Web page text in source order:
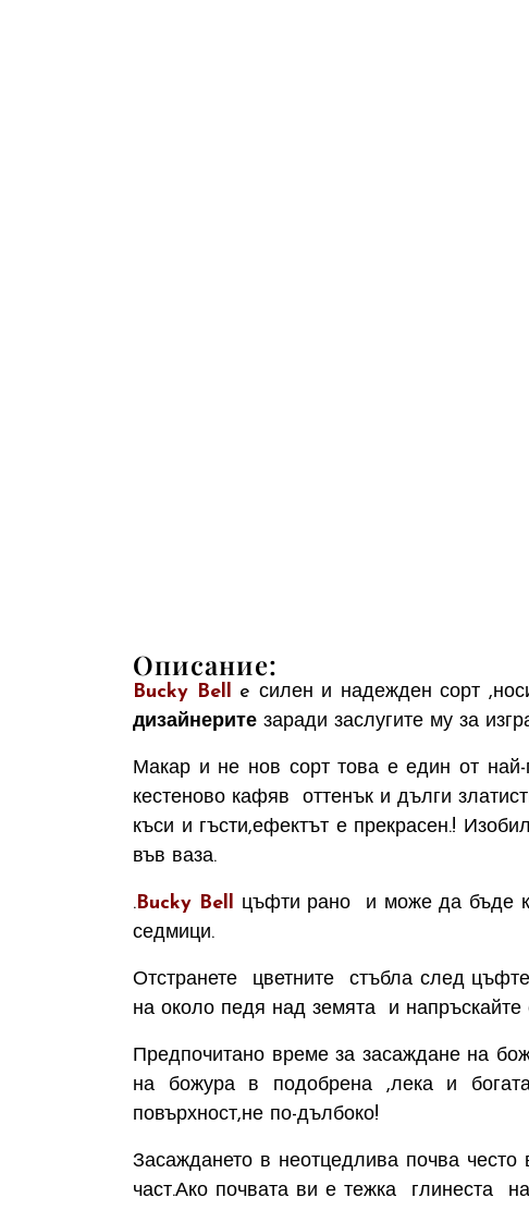
Описание:
Bucky Bell e силен и надежден сорт
дизайнерите заради заслугите му за
Макар и не нов сорт това е един от най-
кестеново кафяв оттенък и дълги
къси и гъсти,ефектът е прекрасен.!
във ваза.
. Bucky Bell цъфти рано и може да бъде
седмици.
Отстранете цветните стъбла след
на около педя над земята и напръскайте
Предпочитано време за засаждане на
на божура в подобрена ,лека и
повърхност,не по-дълбоко!
Засаждането в неотцедлива почва
част.Ако почвата ви е тежка глинеста